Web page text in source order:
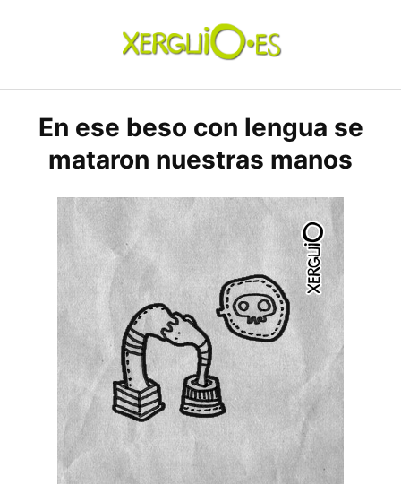
xerguio.ES | ilustración
En ese beso con lengua se
mataron nuestras manos